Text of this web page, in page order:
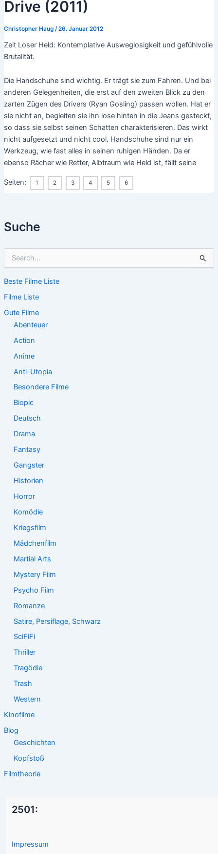
Suche
h
n
n
Beste Filme Liste
Filme Liste
Gute Filme
Abenteuer
Action
Anime
Anti-Utopia
Besondere Filme
Biopic
Deutsch
Drama
Fantasy
Gangster
Historien
Horror
Komödie
Kriegsfilm
Mädchenfilm
Martial Arts
Mystery Film
Psycho Film
Romanze
Satire, Persiflage, Schwarz
SciFiFi
Thriller
Tragödie
Trash
Western
Kinofilme
Blog
Geschichten
Kopfstoß
Filmtheorie
Drive (2011)
Christopher Haug /26. Januar 2012
Zeit Loser Held: Kontemplative Ausweglosigkeit und gefühlvolle
Brutalität.
Die Handschuhe sind wichtig. Er trägt sie zum Fahren. Und bei
anderen Gelegenheiten, die erst auf den zweiten Blick zu den
zarten Zügen des Drivers (Ryan Gosling) passen wollen. Hat er
sie nicht an, begleiten sie ihn lose hinten in die Jeans gesteckt,
so dass sie selbst seinen Schatten charakterisieren. Das wirkt
nicht aufgesetzt und nicht cool. Handschuhe sind nur ein
Werkzeug, wie fast alles in seinen ruhigen Händen. Da er
ebenso Rächer wie Retter, Albtraum wie Held ist, fällt seine
Seiten: 1 2 3 4 5 6
2501:
Impressum